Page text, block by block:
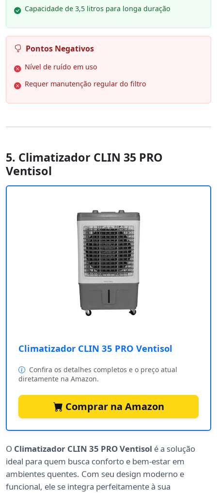
Capacidade de 3,5 litros para longa duração
Pontos Negativos
Nível de ruído em uso
Requer manutenção regular do filtro
5. Climatizador CLIN 35 PRO
Ventisol
Climatizador CLIN 35 PRO Ventisol
Confira os detalhes completos e o preço atual
diretamente na Amazon.
Comprar na Amazon
O Climatizador CLIN 35 PRO Ventisol é a solução
ideal para quem busca conforto e bem-estar em
ambientes quentes. Com seu design moderno e
funcional, ele se integra perfeitamente à sua